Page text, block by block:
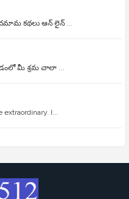
కథలు ఆన్ లైన్ ...
మీ శ్రమ చాలా ...
I...